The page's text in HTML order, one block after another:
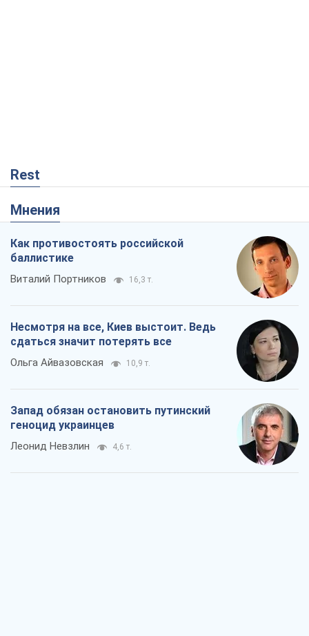
Rest
Мнения
Как противостоять российской
баллистике
Виталий Портников 16,3 т.
Несмотря на все, Киев выстоит. Ведь
сдаться значит потерять все
Ольга Айвазовская 10,9 т.
Запад обязан остановить путинский
геноцид украинцев
Леонид Невзлин 4,6 т.